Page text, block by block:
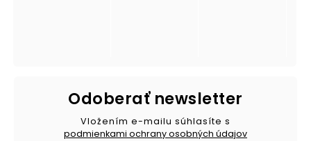
Odoberať newsletter
Vložením e-mailu súhlasíte s
podmienkami ochrany osobných údajov